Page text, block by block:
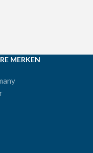
MERKEN